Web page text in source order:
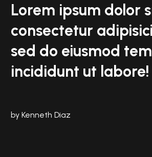
Lorem ipsum dolor
consectetur
sed do eiusmod
incididunt ut labore!
by Kenneth Diaz